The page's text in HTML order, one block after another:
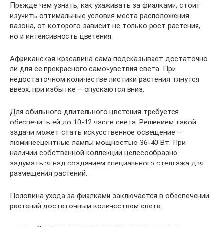
Прежде чем узнать, как ухаживать за фиалками, стоит
изучить оптимальные условия места расположения
вазона, от которого зависит не только рост растения,
но и интенсивность цветения.
Африканская красавица сама подсказывает достаточно
ли для ее прекрасного самочувствия света. При
недостаточном количестве листики растения тянутся
вверх, при избытке – опускаются вниз.
Для обильного длительного цветения требуется
обеспечить ей до 10-12 часов света. Решением такой
задачи может стать искусственное освещение –
люминесцентные лампы мощностью 36-40 Вт. При
наличии собственной коллекции целесообразно
задуматься над созданием специального стеллажа для
размещения растений.
Половина ухода за фиалками заключается в обеспечении
растений достаточным количеством света: